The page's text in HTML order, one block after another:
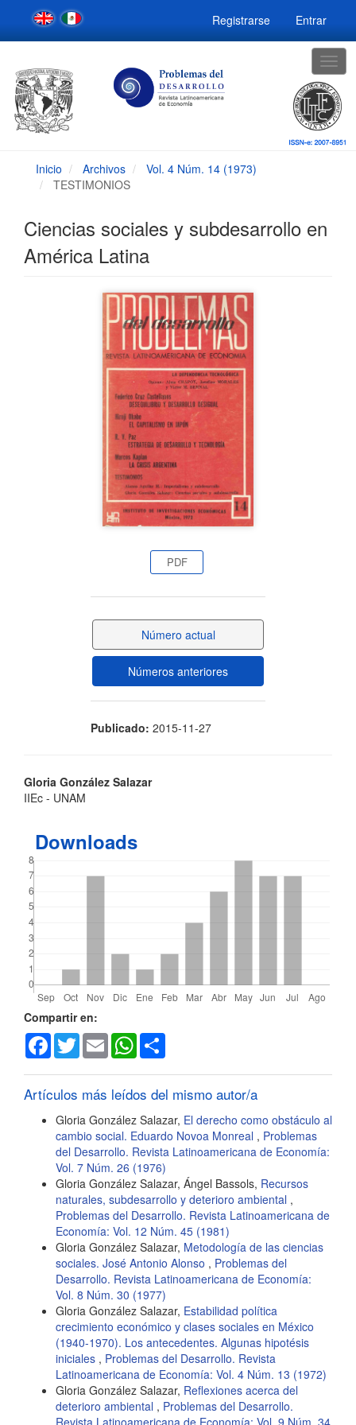
Navegación
principal
Contenido
Barra
lateral
Registrarse Entrar
Inicio Archivos
Vol. 4 Núm. 14 (1973)
TESTIMONIOS
Ciencias sociales y subdesarrollo en
América Latina
PDF
Número actual
Números anteriores
Publicado: 2015-11-27
Contenido
del
artículo
Gloria González Salazar
IIEc - UNAM
Downloads
Detalles
del
artículo
Compartir en:
Facebook
TwitterEmail WhatsApp
Artículos más leídos del mismo autor/a
Gloria González Salazar, El derecho como obstáculo al
cambio social. Eduardo Novoa Monreal , Problemas
del Desarrollo. Revista Latinoamericana de Economía:
Vol. 7 Núm. 26 (1976)
Gloria González Salazar, Ángel Bassols, Recursos
naturales, subdesarrollo y deterioro ambiental ,
Problemas del Desarrollo. Revista Latinoamericana de
Economía: Vol. 12 Núm. 45 (1981)
Gloria González Salazar, Metodología de las ciencias
sociales. José Antonio Alonso , Problemas del
Desarrollo. Revista Latinoamericana de Economía:
Vol. 8 Núm. 30 (1977)
Gloria González Salazar, Estabilidad política
crecimiento económico y clases sociales en México
(1940-1970). Los antecedentes. Algunas hipotésis
iniciales , Problemas del Desarrollo. Revista
Latinoamericana de Economía: Vol. 4 Núm. 13 (1972)
Gloria González Salazar, Reflexiones acerca del
deterioro ambiental , Problemas del Desarrollo.
Revista Latinoamericana de Economía: Vol. 9 Núm. 34